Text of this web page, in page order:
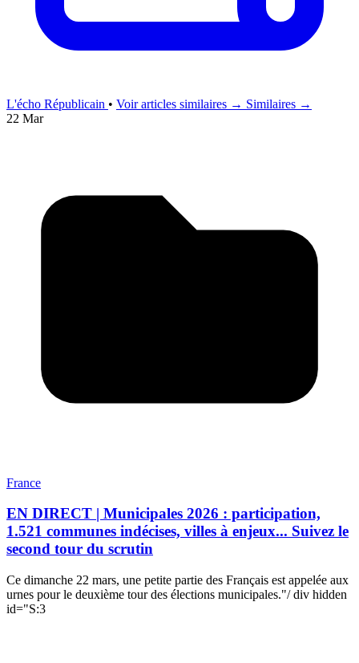
L'écho Républicain • Voir articles similaires → Similaires →
22 Mar
France
EN DIRECT | Municipales 2026 : participation,
1.521 communes indécises, villes à enjeux... Suivez le
second tour du scrutin
Ce dimanche 22 mars, une petite partie des Français est appelée aux
urnes pour le deuxième tour des élections municipales."/ div hidden
id="S:3